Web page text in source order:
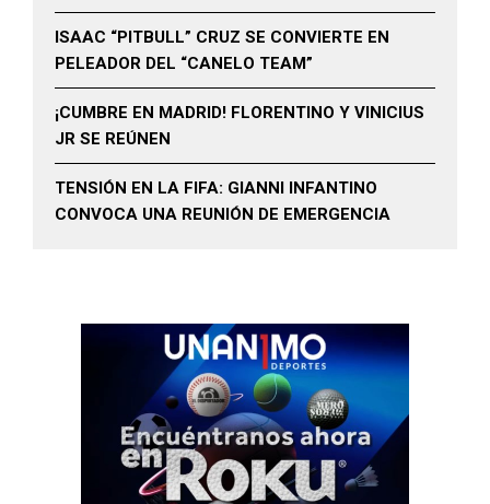
ISAAC “PITBULL” CRUZ SE CONVIERTE EN
PELEADOR DEL “CANELO TEAM”
¡CUMBRE EN MADRID! FLORENTINO Y VINICIUS
JR SE REÚNEN
TENSIÓN EN LA FIFA: GIANNI INFANTINO
CONVOCA UNA REUNIÓN DE EMERGENCIA